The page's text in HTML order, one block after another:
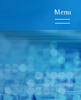
Menu